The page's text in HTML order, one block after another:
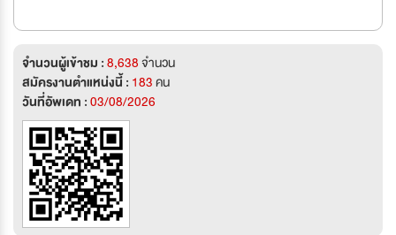
จำนวนผู้เข้าชม :8,638จำนวน
สมัครงานตำแหน่งนี้ : 183คน
วันที่อัพเดท :03/08/2026